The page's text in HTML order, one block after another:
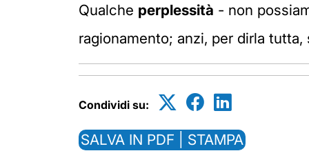
Qualche perplessità - non
ragionamento; anzi, per dirla
Condividi su:
SALVA IN PDF | STAMPA